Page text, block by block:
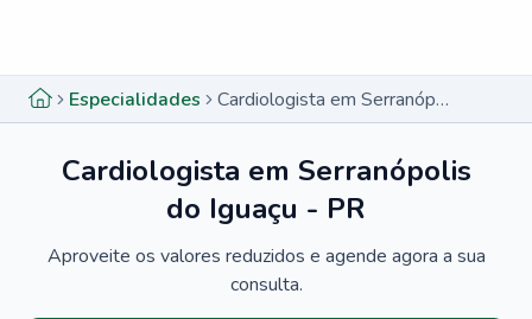
Especialidades Cardiologista em Serranópolis do Iguaçu - PR
Cardiologista em Serranópolis
do Iguaçu - PR
Aproveite os valores reduzidos e agende agora a sua
consulta.